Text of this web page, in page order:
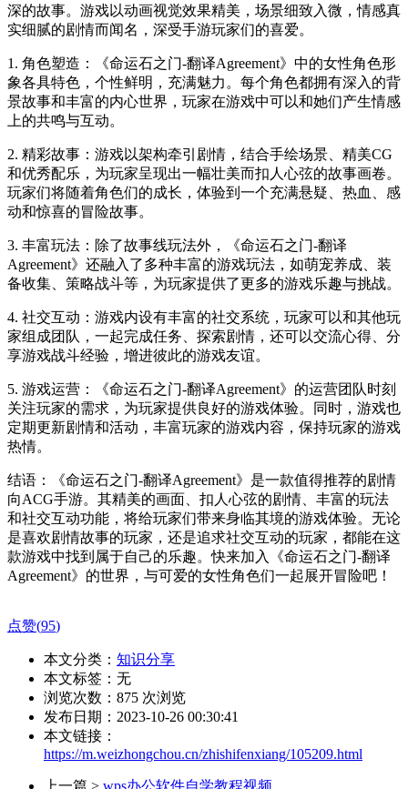
深的故事。游戏以动画视觉效果精美，场景细致入微，情感真
实细腻的剧情而闻名，深受手游玩家们的喜爱。
1. 角色塑造：《命运石之门-翻译Agreement》中的女性角色形
象各具特色，个性鲜明，充满魅力。每个角色都拥有深入的背
景故事和丰富的内心世界，玩家在游戏中可以和她们产生情感
上的共鸣与互动。
2. 精彩故事：游戏以架构牵引剧情，结合手绘场景、精美CG
和优秀配乐，为玩家呈现出一幅壮美而扣人心弦的故事画卷。
玩家们将随着角色们的成长，体验到一个充满悬疑、热血、感
动和惊喜的冒险故事。
3. 丰富玩法：除了故事线玩法外，《命运石之门-翻译
Agreement》还融入了多种丰富的游戏玩法，如萌宠养成、装
备收集、策略战斗等，为玩家提供了更多的游戏乐趣与挑战。
4. 社交互动：游戏内设有丰富的社交系统，玩家可以和其他玩
家组成团队，一起完成任务、探索剧情，还可以交流心得、分
享游戏战斗经验，增进彼此的游戏友谊。
5. 游戏运营：《命运石之门-翻译Agreement》的运营团队时刻
关注玩家的需求，为玩家提供良好的游戏体验。同时，游戏也
定期更新剧情和活动，丰富玩家的游戏内容，保持玩家的游戏
热情。
结语：《命运石之门-翻译Agreement》是一款值得推荐的剧情
向ACG手游。其精美的画面、扣人心弦的剧情、丰富的玩法
和社交互动功能，将给玩家们带来身临其境的游戏体验。无论
是喜欢剧情故事的玩家，还是追求社交互动的玩家，都能在这
款游戏中找到属于自己的乐趣。快来加入《命运石之门-翻译
Agreement》的世界，与可爱的女性角色们一起展开冒险吧！
点赞(95)
本文分类： 知识分享
本文标签：无
浏览次数： 875 次浏览
发布日期：2023-10-26 00:30:41
本文链接：
https://m.weizhongchou.cn/zhishifenxiang/105209.html
上一篇 > wps办公软件自学教程视频